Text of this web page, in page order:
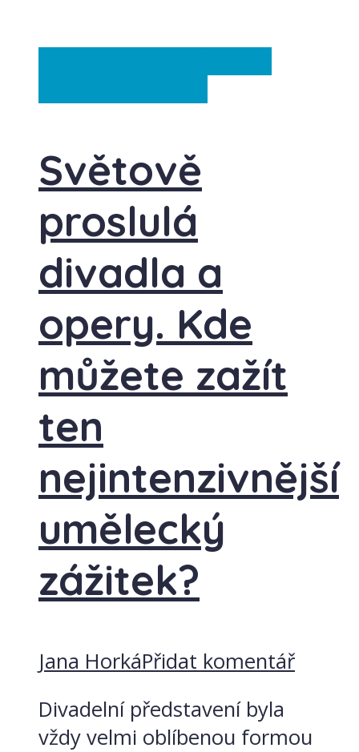
Světově
proslulá
divadla a
opery. Kde
můžete zažít
ten
nejintenzivnější
umělecký
zážitek?
Jana HorkáPřidat komentář
Divadelní představení byla
vždy velmi oblíbenou formou